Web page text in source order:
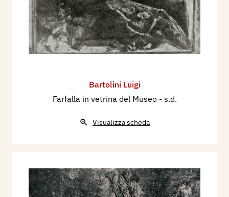
Bartolini Luigi
Farfalla in vetrina del Museo - s.d.
Visualizza scheda